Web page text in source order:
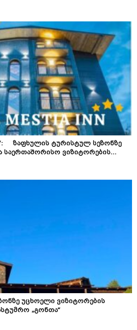
ზაფხულის ტურისტულ სეზონზე
ვიზიტორების...
უცხოელი ვიზიტორების
„გონთა“